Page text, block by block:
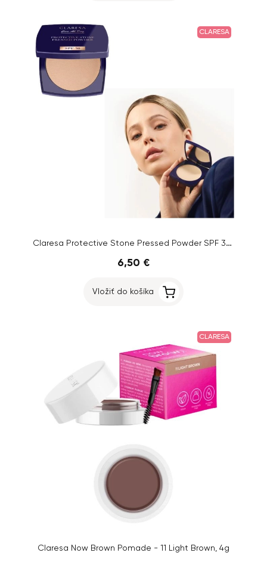
CLARESA
Claresa Protective Stone Pressed Powder SPF 30, 10g
6,50 €
Vložiť do košíka
CLARESA
Claresa Now Brown Pomade - 11 Light Brown, 4g